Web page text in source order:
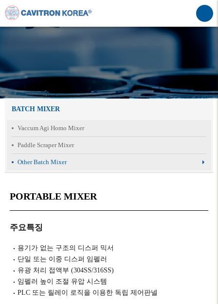
BATCH MIXER
Vaccum Agi Homo Mixer
Paddle Scraper Mixer
Other Batch Mixer
PORTABLE MIXER
주요특징
용기가 없는 구조의 디스퍼 믹서
단일 또는 이중 디스퍼 임펠러
유광 처리 접액부 (304SS/316SS)
임펠러 높이 조절 유압 시스템
PLC 또는 릴레이 로직을 이용한 독립 제어판넬